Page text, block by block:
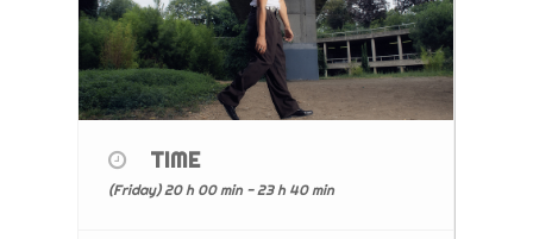
TIME
(Friday) 20 h 00 min - 23 h 40 min